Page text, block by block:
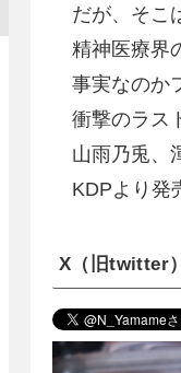
だが、そこ
精神医療界
事実なのか
衝撃のラス
山雨乃兎、
KDPより発
X（旧twitter